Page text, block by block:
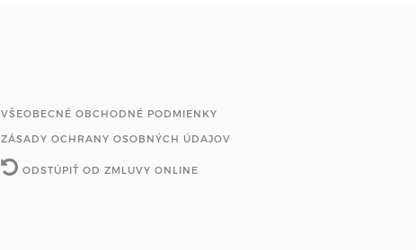
VŠEOBECNÉ OBCHODNÉ PODMIENKY
ZÁSADY OCHRANY OSOBNÝCH ÚDAJOV
ODSTÚPIŤ OD ZMLUVY ONLINE